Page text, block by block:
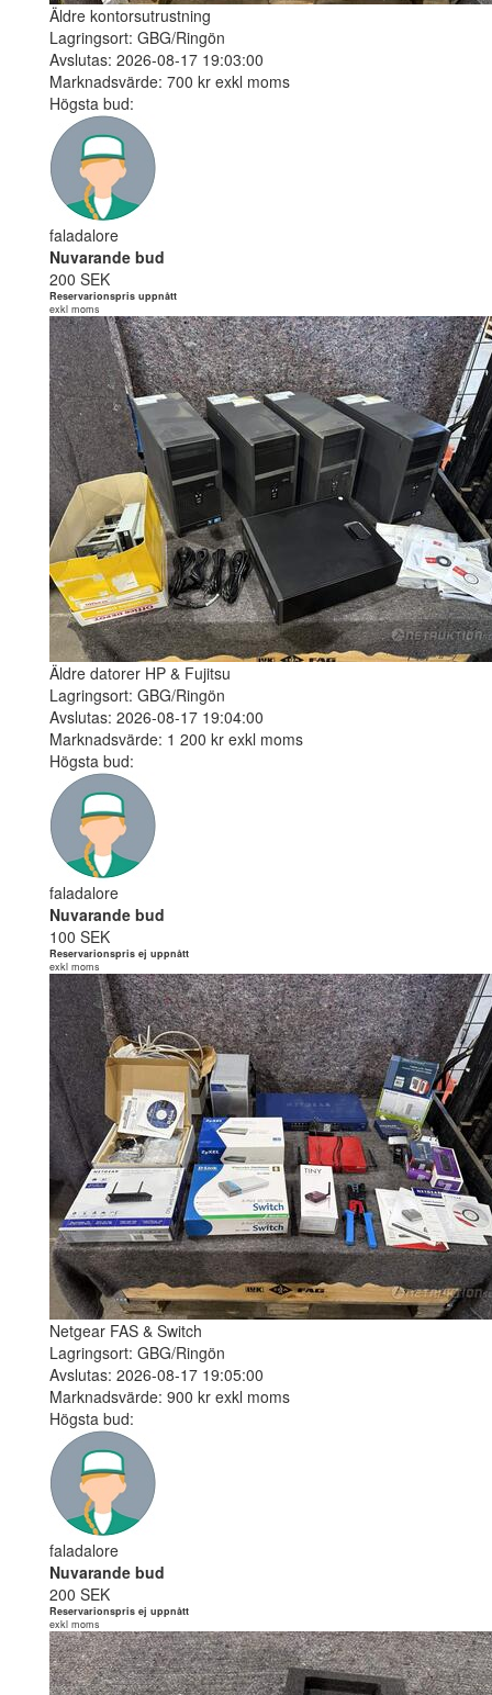
Äldre kontorsutrustning
Lagringsort: GBG/Ringön
Avslutas: 2026-08-17 19:03:00
Marknadsvärde: 700 kr exkl moms
Högsta bud:
faladalore
Nuvarande bud
200 SEK
Reservarionspris uppnått
exkl moms
Äldre datorer HP & Fujitsu
Lagringsort: GBG/Ringön
Avslutas: 2026-08-17 19:04:00
Marknadsvärde: 1 200 kr exkl moms
Högsta bud:
faladalore
Nuvarande bud
100 SEK
Reservarionspris ej uppnått
exkl moms
Netgear FAS & Switch
Lagringsort: GBG/Ringön
Avslutas: 2026-08-17 19:05:00
Marknadsvärde: 900 kr exkl moms
Högsta bud:
faladalore
Nuvarande bud
200 SEK
Reservarionspris ej uppnått
exkl moms